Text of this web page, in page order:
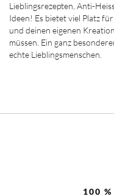
Lieblingsrezepten, Anti-
Ideen! Es bietet viel Platz
und deinen eigenen
müssen. Ein ganz
echte Lieblingsmenschen.
100